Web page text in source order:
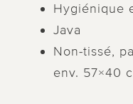
Hygiénique
Java
Non-tissé,
env. 57×40